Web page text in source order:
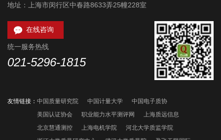
地址：上海市闵行区中春路8633弄25幢228室
 在线咨询
统一服务热线
021-5296-1815
友情链接： 中国质量研究院 中国计量大学
中国电子质协
美国认证协会
职业能力水平测评网
上海质远信息
北京慧通测控
上海电机学院
河北大学质监学院